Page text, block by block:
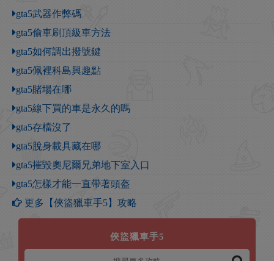
gta5武器作弊碼
gta5偷車刷頂級車方法
gta5如何調出撥號鍵
gta5佩裡科島興趣點
gta5賭場在哪
gta5線下買的車是永久的嗎
gta5存檔沒了
gta5脫身載具藏在哪
gta5摧毀奧尼爾兄弟地下室入口
gta5怎樣才能一直帶著頭盔
更多【俠盜獵車手5】攻略
俠盜獵車手5